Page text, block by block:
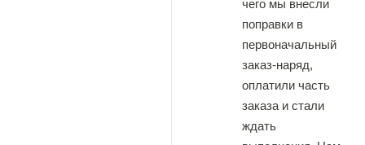
чего мы внесли
поправки в
первоначальный
заказ-наряд,
оплатили часть
заказа и стали
ждать